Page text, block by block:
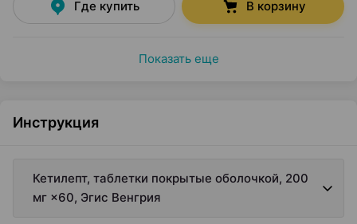
Где купить В корзину
Показать еще
Инструкция
Кетилепт, таблетки покрытые оболочкой, 200
мг ×60, Эгис Венгрия